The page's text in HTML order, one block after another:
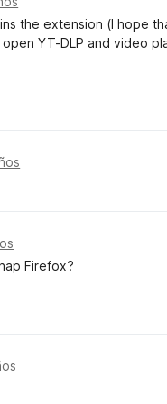
the extension (I hope
YT-DLP and video
Firefox?